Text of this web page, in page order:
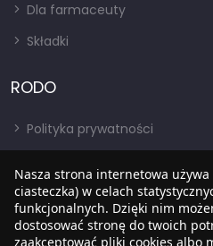
Dla farmaceuty
Składki
RODO
Polityka prywatności
RODO
BIP
Nasza strona internetowa używa
ciasteczka) w celach
funkcjonalnych. Dzięki nim
dostosować stronę do twoich
zaakceptować pliki cookies albo